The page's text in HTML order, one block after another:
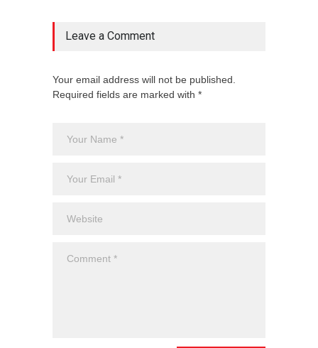
Leave a Comment
Your email address will not be published.
Required fields are marked with *